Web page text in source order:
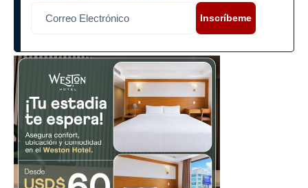
Inscríbeme